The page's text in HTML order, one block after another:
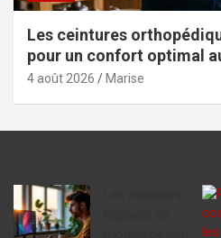
Les ceintures
pour un confort optimal
4 août 2026 Marise